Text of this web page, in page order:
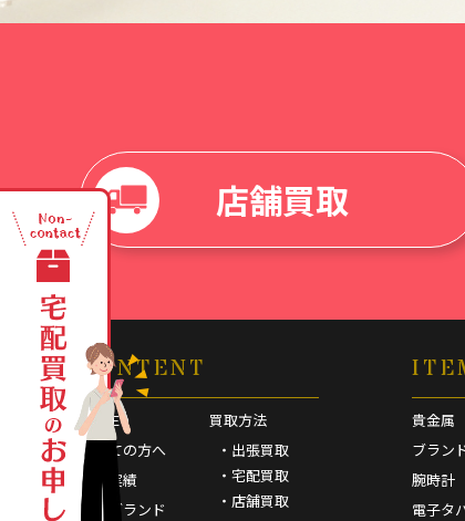
店舗買取
CONTENT
HOME
初めての方へ
買取実績
取扱ブランド
買取方法
・出張買取
・宅配買取
・店舗買取
貴金属
ブラン
腕時計
電子タ